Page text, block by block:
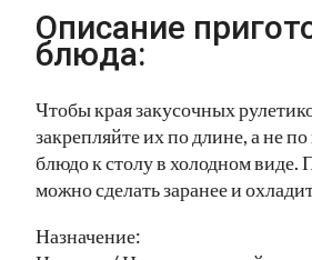
Описание
блюда:
Чтобы края закусочных
закрепляйте их по длине, а не
блюдо к столу в холодном
можно сделать заранее и
Назначение: